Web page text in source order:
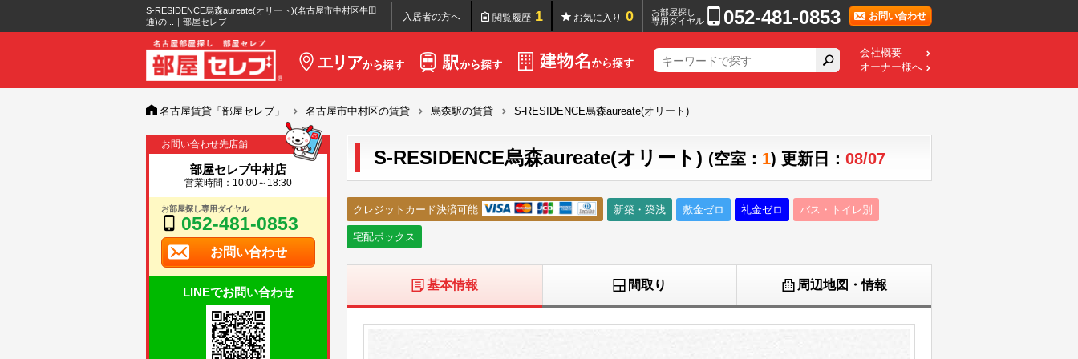
S-RESIDENCE烏森aureate(オリート)(名古屋市中村区牛田
通)の...｜部屋セレブ
入居者の方へ 閲覧履歴 1 お気に入り 0
お部屋探し
専用ダイヤル
052-481-0853 お問い合わせ
会社概要
オーナー様へ
名古屋賃貸「部屋セレブ」 名古屋市中村区の賃貸 烏森駅の賃貸 S-RESIDENCE烏森aureate(オリート)
お問い合わせ先店舗
部屋セレブ中村店
営業時間：10:00～18:30
お部屋探し専用ダイヤル
052-481-0853
お問い合わせ
LINEでお問い合わせ
S-RESIDENCE烏森aureate(オリート) (空室： 1) 更新日： 08/07
クレジットカード決済可能 新築・築浅 敷金ゼロ 礼金ゼロ バス・トイレ別
宅配ボックス
基本情報 間取り 周辺地図・情報